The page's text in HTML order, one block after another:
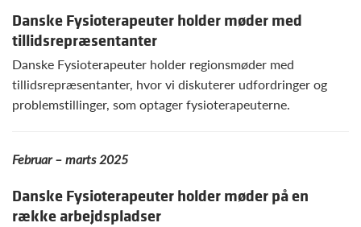
Danske Fysioterapeuter holder møder med
tillidsrepræsentanter
Danske Fysioterapeuter holder regionsmøder med
tillidsrepræsentanter, hvor vi diskuterer udfordringer og
problemstillinger, som optager fysioterapeuterne.
Februar – marts 2025
Danske Fysioterapeuter holder møder på en
række arbejdspladser